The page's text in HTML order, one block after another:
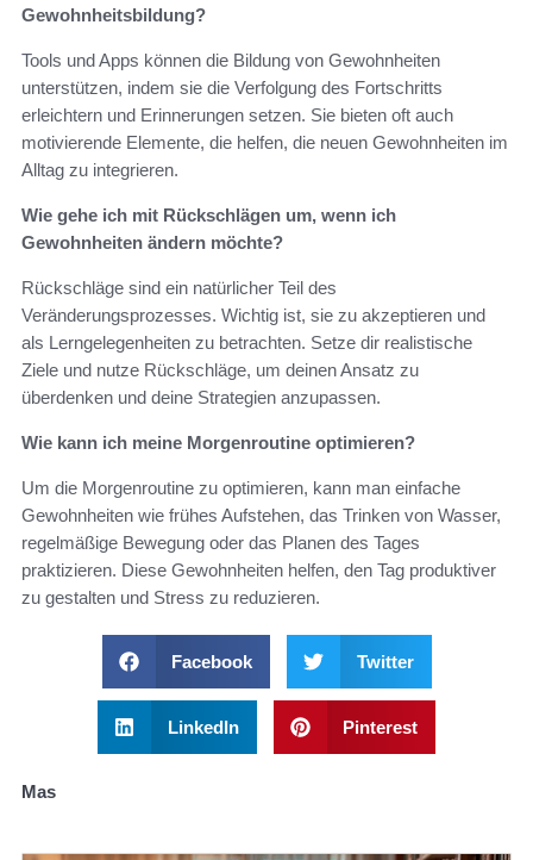
Gewohnheitsbildung?
Tools und Apps können die Bildung von Gewohnheiten
unterstützen, indem sie die Verfolgung des Fortschritts
erleichtern und Erinnerungen setzen. Sie bieten oft auch
motivierende Elemente, die helfen, die neuen Gewohnheiten im
Alltag zu integrieren.
Wie gehe ich mit Rückschlägen um, wenn ich
Gewohnheiten ändern möchte?
Rückschläge sind ein natürlicher Teil des
Veränderungsprozesses. Wichtig ist, sie zu akzeptieren und
als Lerngelegenheiten zu betrachten. Setze dir realistische
Ziele und nutze Rückschläge, um deinen Ansatz zu
überdenken und deine Strategien anzupassen.
Wie kann ich meine Morgenroutine optimieren?
Um die Morgenroutine zu optimieren, kann man einfache
Gewohnheiten wie frühes Aufstehen, das Trinken von Wasser,
regelmäßige Bewegung oder das Planen des Tages
praktizieren. Diese Gewohnheiten helfen, den Tag produktiver
zu gestalten und Stress zu reduzieren.
Facebook Twitter
LinkedIn Pinterest
Mas